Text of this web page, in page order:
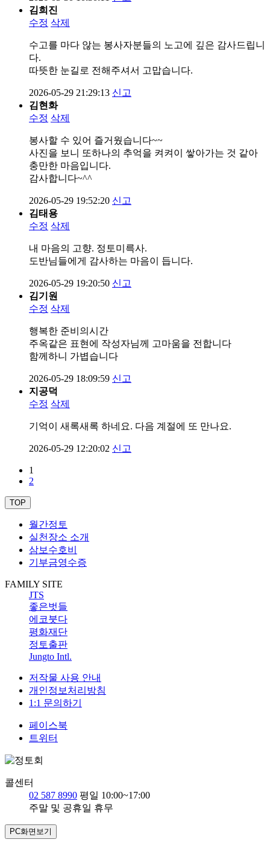
김희진
수정 삭제
수고를 마다 않는 봉사자분들의 노고에 깊은 감사드립니
다.
따뜻한 눈길로 전해주셔서 고맙습니다.
2026-05-29 21:29:13 신고
김현화
수정 삭제
봉사할 수 있어 즐거웠습니다~~
사진을 보니 또하나의 추억을 켜켜이 쌓아가는 것 같아
충만한 마음입니다.
감사합니다~^^
2026-05-29 19:52:20 신고
김태용
수정 삭제
내 마음의 고향. 정토미륵사.
도반님들에게 감사하는 마음이 듭니다.
2026-05-29 19:20:50 신고
김기원
수정 삭제
행복한 준비의시간
주옥같은 표현에 작성자님께 고마움을 전합니다
함께하니 가볍습니다
2026-05-29 18:09:59 신고
지공덕
수정 삭제
기억이 새록새록 하네요. 다음 계절에 또 만나요.
2026-05-29 12:20:02 신고
1
2
TOP
월간정토
실천장소 소개
삼보수호비
기부금영수증
FAMILY SITE
JTS
좋은벗들
에코붓다
평화재단
정토출판
Jungto Intl.
저작물 사용 안내
개인정보처리방침
1:1 문의하기
페이스북
트위터
콜센터
02 587 8990 평일 10:00~17:00
주말 및 공휴일 휴무
PC화면보기